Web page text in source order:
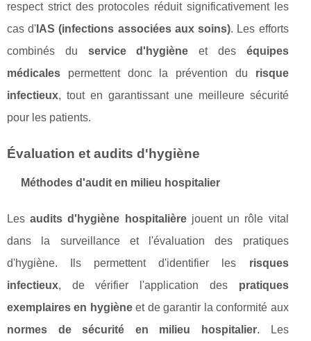
respect strict des protocoles réduit significativement les
cas d' IAS (infections associées aux soins). Les efforts
combinés du service d'hygiène et des équipes
médicales permettent donc la prévention du risque
infectieux, tout en garantissant une meilleure sécurité
pour les patients.
Évaluation et audits d'hygiène
Méthodes d'audit en milieu hospitalier
Lesaudits d'hygiène hospitalièrejouent un rôle vital
dans la surveillance et l'évaluation des pratiques
d'hygiène. Ils permettent d'identifier les risques
infectieux, de vérifier l'application des pratiques
exemplaires en hygièneet de garantir la conformité aux
normes de sécurité en milieu hospitalier. Les